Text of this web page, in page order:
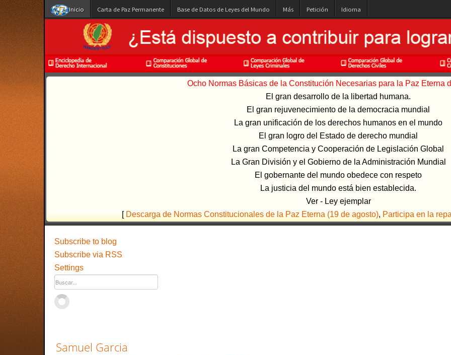
Inicio Carta de Paz Permanente Base de Datos de Leyes del Mundo Más Petición Idioma
Ocho Normas Básicas de la Constitución Necesarias para la Paz Eterna
El gran desarrollo de la libertad humana.
El gran rejuvenecimiento de la democracia mundial
La gran unificación de los derechos humanos en el mundo
El gran logro del Estado de derecho mundial
La gran Competencia y Cooperación de Legislación Global
La Gran División y el Gobierno de la Administración Mundial
El gobernante del mundo obedece con respeto
La justicia del mundo está bien establecida.
Ver - Ley ejemplar
[ Descarga de Normas Constitucionales de la Paz Eterna (19 de agosto), Participa en la
Subscribe to blog
Subscribe via RSS
Settings
Samuel Garcia